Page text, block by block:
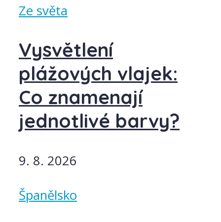
Ze světa
Vysvětlení
plážových vlajek:
Co znamenají
jednotlivé barvy?
9. 8. 2026
Španělsko